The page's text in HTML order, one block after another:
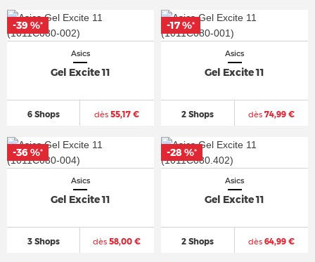
Asics
Gel Excite 11
6 Shops dès 55,17 €
-39 %*
-39 %*
Asics
Gel Excite 11
2 Shops dès74,99 €
-17 %*
-17 %*
Asics
Gel Excite 11
3 Shops dès 58,00 €
-36 %*
-36 %*
Asics
Gel Excite 11
2 Shops dès64,99 €
-28 %*
-28 %*